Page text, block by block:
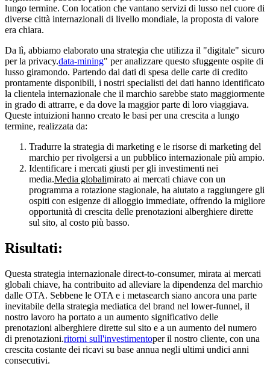
lungo termine. Con location che vantano servizi di lusso nel cuore di
diverse città internazionali di livello mondiale, la proposta di valore
era chiara.
Da lì, abbiamo elaborato una strategia che utilizza il "digitale" sicuro
per la privacy.data-mining" per analizzare questo sfuggente ospite di
lusso giramondo. Partendo dai dati di spesa delle carte di credito
prontamente disponibili, i nostri specialisti dei dati hanno identificato
la clientela internazionale che il marchio sarebbe stato maggiormente
in grado di attrarre, e da dove la maggior parte di loro viaggiava.
Queste intuizioni hanno creato le basi per una crescita a lungo
termine, realizzata da:
Tradurre la strategia di marketing e le risorse di marketing del
marchio per rivolgersi a un pubblico internazionale più ampio.
Identificare i mercati giusti per gli investimenti nei
media.Media globalimirato ai mercati chiave con un
programma a rotazione stagionale, ha aiutato a raggiungere gli
ospiti con esigenze di alloggio immediate, offrendo la migliore
opportunità di crescita delle prenotazioni alberghiere dirette
sul sito, al costo più basso.
Risultati:
Questa strategia internazionale direct-to-consumer, mirata ai mercati
globali chiave, ha contribuito ad alleviare la dipendenza del marchio
dalle OTA. Sebbene le OTA e i metasearch siano ancora una parte
inevitabile della strategia mediatica del brand nel lower-funnel, il
nostro lavoro ha portato a un aumento significativo delle
prenotazioni alberghiere dirette sul sito e a un aumento del numero
di prenotazioni.ritorni sull'investimentoper il nostro cliente, con una
crescita costante dei ricavi su base annua negli ultimi undici anni
consecutivi.